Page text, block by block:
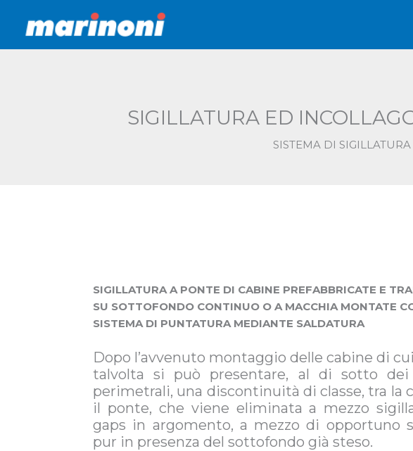
SIGILLATURA ED
SISTEMA DI
SIGILLATURA A PONTE DI CABINE PREFABBRICATE E
SU SOTTOFONDO CONTINUO O A MACCHIA MONTATE
SISTEMA DI PUNTATURA MEDIANTE SALDATURA
Dopo l’avvenuto montaggio delle cabine di
talvolta si può presentare, al di sotto dei
perimetrali, una discontinuità di classe, tra la
il ponte, che viene eliminata a mezzo
gaps in argomento, a mezzo di opportuno
pur in presenza del sottofondo già steso.